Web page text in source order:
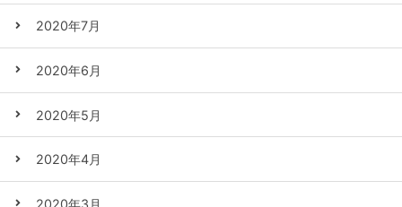
2020年7月
2020年6月
2020年5月
2020年4月
2020年3月